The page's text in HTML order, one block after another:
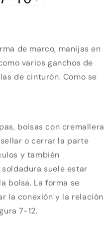
de marco, manijas en
varios ganchos de
de cinturón. Como se
bolsas con cremallera
o cerrar la parte
y también
suele estar
bolsa. La forma se
la conexión y la relación
7-12.